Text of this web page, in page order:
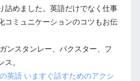
詰めました。英語だけでなく仕事
コミュニケーションのコツもお伝
ンスタンレー、バクスター、フ
ス。
の英語 いますぐ話すためのアクシ